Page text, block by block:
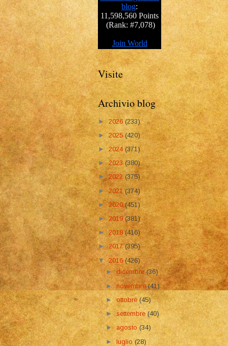
Visite
Archivio blog
► 2026(233)
►2025(420)
►2024 (371)
►2023(380)
►2022 (375)
►2021(374)
►2020(451)
►2019(381)
►2018(416)
►2017(395)
▼2016(426)
►dicembre(36)
►novembre(41)
►ottobre(45)
►settembre(40)
►agosto(34)
►luglio(28)